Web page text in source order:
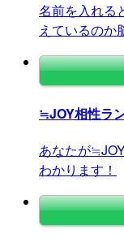
名前を入れる
えているのか
≒JOY相性ラ
あなたが
わかります！